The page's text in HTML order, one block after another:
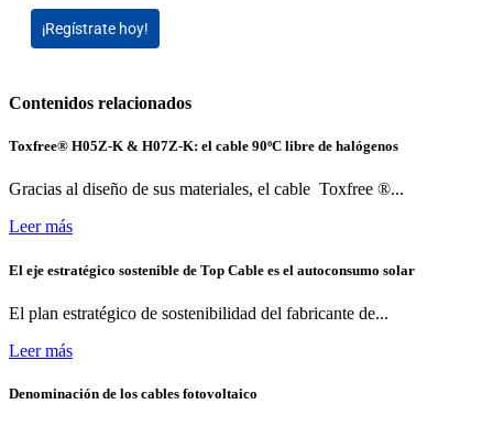
¡Regístrate hoy!
Contenidos relacionados
Toxfree® H05Z-K & H07Z-K: el cable 90ºC libre de halógenos
Gracias al diseño de sus materiales, el cable Toxfree ®...
Leer más
El eje estratégico sostenible de Top Cable es el autoconsumo solar
El plan estratégico de sostenibilidad del fabricante de...
Leer más
Denominación de los cables fotovoltaico